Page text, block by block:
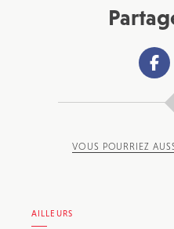
VOUS POURRIEZ
AILLEURS